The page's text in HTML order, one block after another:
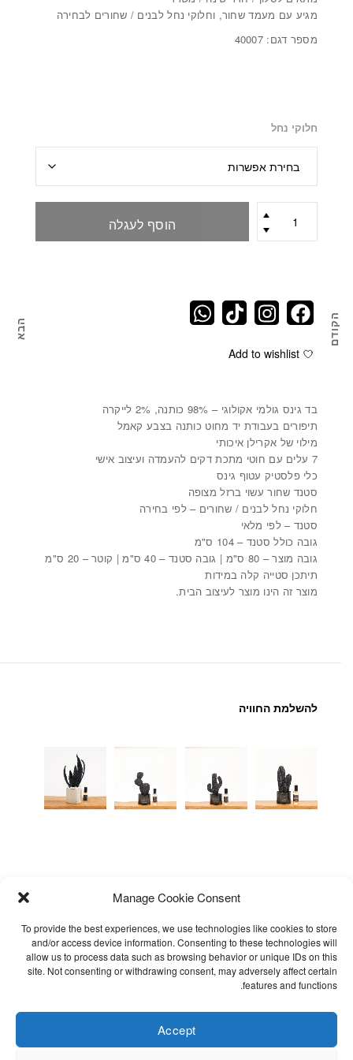
Manage Cookie Consent
To provide the best experiences, we use technologies like cookies to store
and/or access device information. Consenting to these technologies will
allow us to process data such as browsing behavior or unique IDs on this
site. Not consenting or withdrawing consent, may adversely affect certain
features and functions.
Accept
מגיע עם מעמד שחור, וחלוקי נחל לבנים / שחורים לבחירה
מספר דגם: 40007
חלוקי נחל
סנסיוורה
הוסף לעגלה
Add to wishlist
בד גינס גולמי אקולוגי – 98% כותנה, 2% לייקרה
תיפורים בעבודת יד מחוט כותנה בצבע קאמל
מילוי של אקרילן איכותי
7 עלים עם חוטי מתכת דקים להעמדה ועיצוב אישי
כלי פלסטיק עטוף גינס
סטנד שחור עשוי ברזל מצופה
חלוקי נחל לבנים / שחורים – לפי בחירה
סטנד – לפי מלאי
גובה כולל סטנד – 104 ס"מ
גובה מוצר – 80 ס"מ | גובה סטנד – 40 ס"מ | קוטר – 20 ס"מ
תיתכן סטייה קלה במידות
מוצר זה הינו מוצר לעיצוב הבית.
הקודם
מפיץ ריח בצורת קקטוס מסוג EFFECT הבא
להשלמת החוויה
שאלות נפוצות
Cookie Policy (EU)
אימייל לקבלת עדכונים